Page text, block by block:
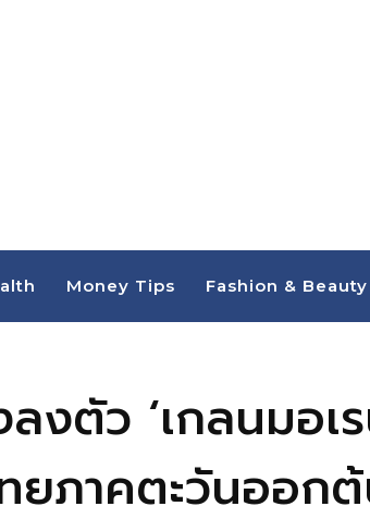
Money Tips Fashion & Beauty
งตัว ‘เกลนมอเ
ยภาคตะวันออก